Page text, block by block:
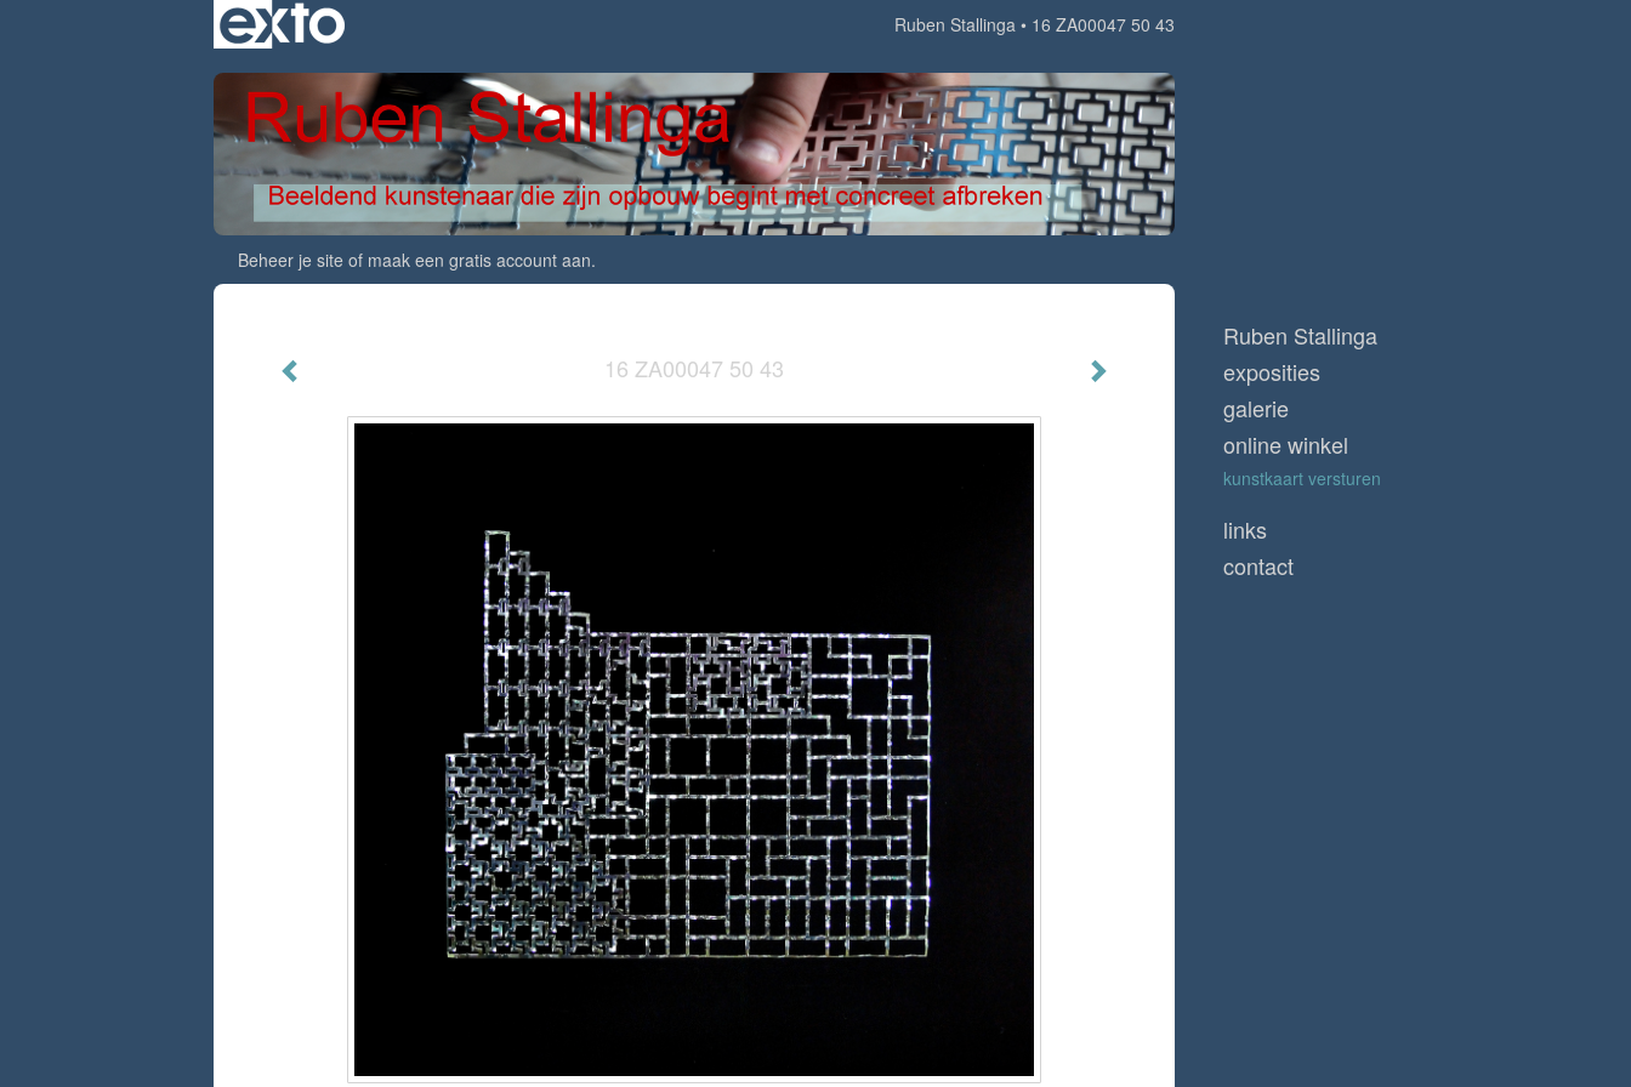
Ruben Stallinga 16 ZA00047 50 43
Beheer je site of maak een gratis account aan.
16 ZA00047 50 43
Ruben Stallinga
exposities
galerie
online winkel
kunstkaart versturen
links
contact